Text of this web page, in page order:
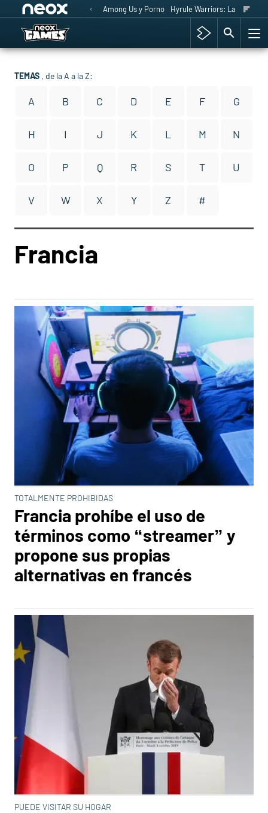
Among Us y Porno Hyrule Warriors: La Era del
TEMAS , de la A a la Z:
A B C D E F G
H I J K L M N
O P Q R S T U
V W X Y Z #
Francia
TOTALMENTE PROHIBIDAS
Francia prohíbe el uso de
términos como “streamer” y
propone sus propias
alternativas en francés
PUEDE VISITAR SU HOGAR